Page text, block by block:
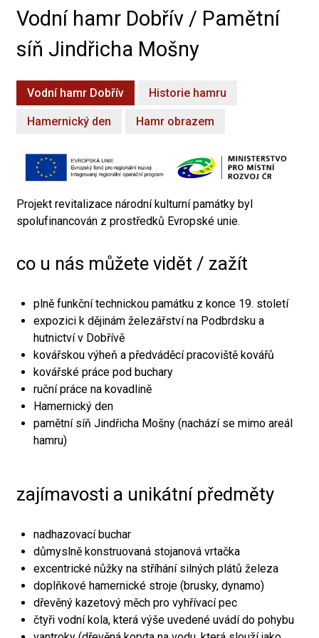
Vodní hamr Dobřív / Pamětní
síň Jindřicha Mošny
Vodní hamr Dobřív Historie hamru
Hamernický den Hamr obrazem
Projekt revitalizace národní kulturní památky byl
spolufinancován z prostředků Evropské unie.
co u nás můžete vidět / zažít
plně funkční technickou památku z konce 19. století
expozici k dějinám železářství na Podbrdsku a
hutnictví v Dobřívě
kovářskou výheň a předváděcí pracoviště kovářů
kovářské práce pod buchary
ruční práce na kovadlině
Hamernický den
pamětní síň Jindřicha Mošny (nachází se mimo areál
hamru)
zajímavosti a unikátní předměty
nadhazovací buchar
důmyslně konstruovaná stojanová vrtačka
excentrické nůžky na stříhání silných plátů železa
doplňkové hamernické stroje (brusky, dynamo)
dřevěný kazetový měch pro vyhřívací pec
čtyři vodní kola, která výše uvedené uvádí do pohybu